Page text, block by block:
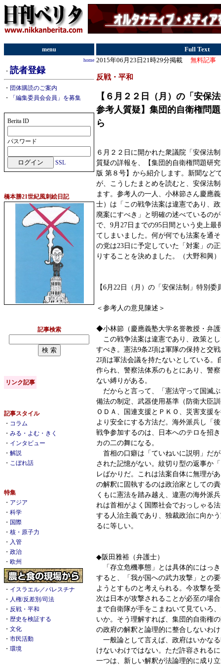
menu
home
・ 読者登録
・ 団体購読のご案内
・
「編集委員会会員」を募集
Berita ID
パスワード
SSL
橋本勝21世紀風刺絵日記
記事検索
リンク記事
記事スタイル
・ コラム
・ みる・よむ・きく
・ インタビュー
・ 解説
・ こぼれ話
特集
・ アジア
・ 科学
・ 国際
・ 核・原子力
・ 入管
・ 政治
・ 欧州
・ イスラエル／パレスチナ
・ 人権/反差別/司法
・ 反戦・平和
・ 歴史を検証する
・ 文化
・ 市民活動
・ 環境
Full Text
2015年06月23日21時29分掲載 無料記事
反戦・平和
【６月２２日（月）の「安
参考人質疑】集団的自衛権問
ら
６月２２日に開かれた衆議院「安保法
質疑の詳報を、【集団的自衛権問題研
版 第８号】から紹介します。新聞など
が、こうしたまとめを読むと、安保法
ます。参考人の一人、小林節さん慶應
士）は「この戦争法案は違憲であり、
廃案にすべき」と明確の述べているの
で、9月27日までの95日間という史上最
てしまいました。何が何でも法案を通
の党は23日に予定していた「対案」の
りすることを決めました。（大野和興）
【6月22日（月）の「安保法制」特別
＜参考人の意見陳述＞
◆小林節（慶應義塾大学名誉教授・弁
この戦争法案は違憲であり、政策と
すべき。憲法9条2項は軍隊の保持と交
2項は軍法会議を持たないとしている。
作られ、警察法体系のもとにあり、警
ない縛りがある。
だからと言って、「憲法守って国滅
備法の制定、武器使用基準（防衛大臣
ＯＤＡ、国連支援とＰＫＯ、災害支援
より安全にする方法だ。海外派兵し「
戦争参加するのは、日本へのテロを招
カの二の舞になる。
首相の口癖は「ていねいに説明」だ
された記憶がない。紋切り型の返事か
レばかりだ。これは法案自体に無理が
の解釈に固執するのは政治家としての
くもに憲法を踏み越え、違憲の海外派
れは首相がよく国際社会でおっしゃる
する人治主義であり、独裁政治に向か
るに等しい。
◆阪田雅裕（弁護士）
「存立危機事態」とは具体的にはっ
すると、「我が国への武力攻撃」との
ようとすものと考えられる。今攻撃を
次は日本が攻撃されることが必至の場
まで自衛隊が手をこまねいて見ていろ
いか。そう理解すれば、集団的自衛権
の政府の解釈と論理的に整合しないわ
一般論として言えば、政府はいかな
けないわけではない。ただ許容される
一つは、新しい解釈が法論理的に成り